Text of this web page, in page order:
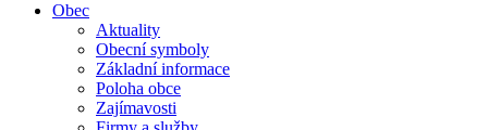
Obec
Aktuality
Obecní symboly
Základní informace
Poloha obce
Zajímavosti